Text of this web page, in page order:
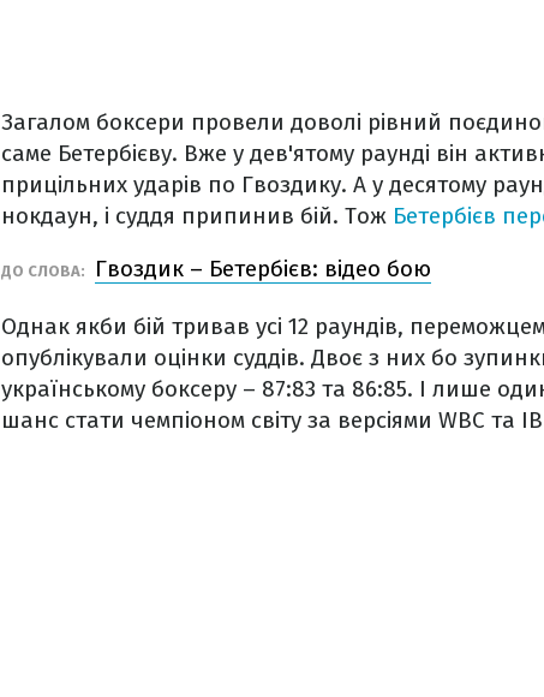
Загалом боксери провели доволі рівний
саме Бетербієву. Вже у дев'ятому раунді він
прицільних ударів по Гвоздику. А у десятому
нокдаун, і суддя припинив бій. Тож Бетербієв
ДО СЛОВА: Гвоздик – Бетербієв: відео бою
Однак якби бій тривав усі 12 раундів,
опублікували оцінки суддів. Двоє з них бо
українському боксеру – 87:83 та 86:85. І лише
шанс стати чемпіоном світу за версіями WBC та